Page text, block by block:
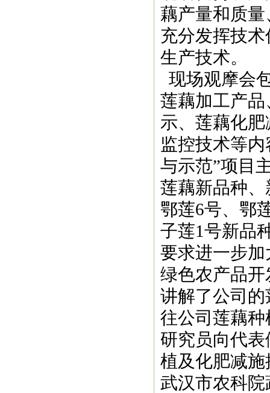
藕产量和质
充分发挥技
生产技术。
现场观摩会
莲藕加工产
示、莲藕化
监控技术等
与示范”项目
莲藕新品种
鄂莲6号、鄂
子莲1号新品
要求进一步
绿色农产品
讲解了公司
往公司莲藕
研究员向代
植及化肥减
武汉市农科